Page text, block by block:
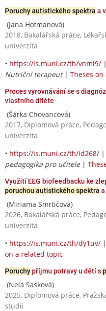
Poruchy autistického spektra a
(Jana Hofmanová)
2018, Bakalářská práce,
univerzita
• https://is.muni.cz/th/vnmi9/ |
Nutriční terapeut| Theses
Proces vyrovnávání se s
vlastního dítěte
(Šárka Chovancová)
2017, Diplomová práce,
univerzita
• https://is.muni.cz/th/id268/ |
pedagogika pro učitele|
Využití EEG biofeedbacku ke
poruchou autistického spektra a
(Miriama Smrtičová)
2026, Bakalářská práce,
univerzita
• https://is.muni.cz/th/dy1uv/ |
on a related topic
Poruchypříjmu potravy u dětí s
(Nela Sasková)
2025, Diplomová práce,
studií